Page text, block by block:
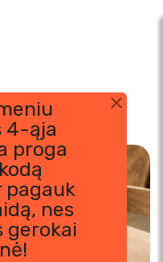
4-ąja
proga
pagauk
nes
gerokai